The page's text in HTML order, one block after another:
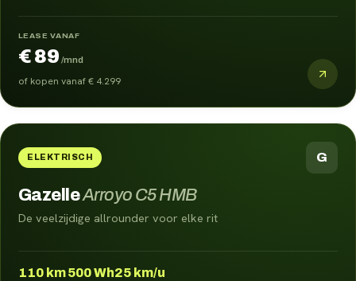
LEASE VANAF
€ 89 /mnd
of kopen vanaf€ 4.299
ELEKTRISCH G
GazelleArroyo C5 HMB
De veelzijdige allrounder voor elke rit
110 km500Wh25 km/u